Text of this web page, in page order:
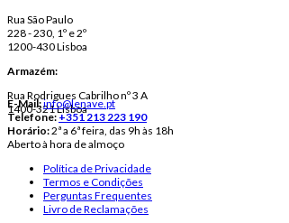
Rua São Paulo
228 - 230, 1º e 2º
1200-430 Lisboa
Armazém:
Rua Rodrigues Cabrilho nº 3 A
1400-321 Lisboa
E-Mail:info@lenave.pt
Telefone:+351 213 223 190
Horário:2ª a 6ª feira, das 9h às 18h
Aberto à hora de almoço
Política de Privacidade
Termos e Condições
Perguntas Frequentes
Livro de Reclamações